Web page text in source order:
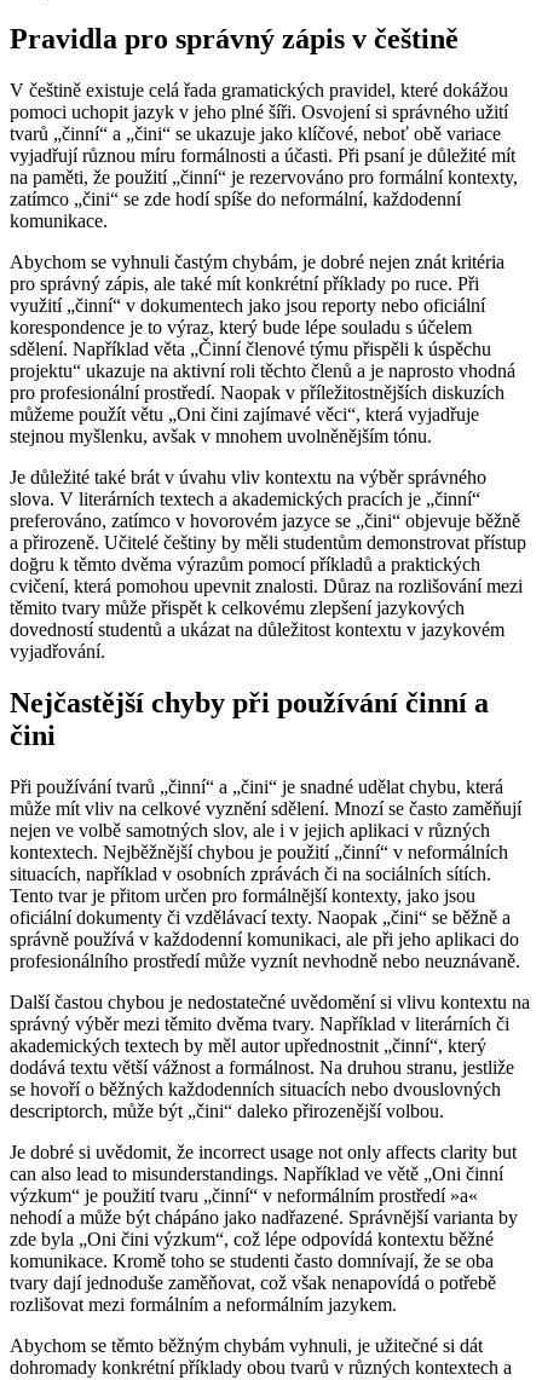
Pravidla pro správný zápis v češtině
V češtině existuje celá řada gramatických pravidel, které dokážou
pomoci uchopit jazyk v jeho plné šíři. Osvojení si správného užití
tvarů „činní“ a „čini“ se ukazuje jako klíčové, neboť obě variace
vyjadřují různou míru formálnosti a účasti. Při psaní je důležité mít
na paměti, že použití „činní“ je rezervováno pro formální kontexty,
zatímco „čini“ se zde hodí spíše do neformální, každodenní
komunikace.
Abychom se vyhnuli častým chybám, je dobré nejen znát kritéria
pro správný zápis, ale také mít konkrétní příklady po ruce. Při
využití „činní“ v dokumentech jako jsou reporty nebo oficiální
korespondence je to výraz, který bude lépe souladu s účelem
sdělení. Například věta „Činní členové týmu přispěli k úspěchu
projektu“ ukazuje na aktivní roli těchto členů a je naprosto vhodná
pro profesionální prostředí. Naopak v příležitostnějších diskuzích
můžeme použít větu „Oni čini zajímavé věci“, která vyjadřuje
stejnou myšlenku, avšak v mnohem uvolněnějším tónu.
Je důležité také brát v úvahu vliv kontextu na výběr správného
slova. V literárních textech a akademických pracích je „činní“
preferováno, zatímco v hovorovém jazyce se „čini“ objevuje běžně
a přirozeně. Učitelé češtiny by měli studentům demonstrovat přístup
doğru k těmto dvěma výrazům pomocí příkladů a praktických
cvičení, která pomohou upevnit znalosti. Důraz na rozlišování mezi
těmito tvary může přispět k celkovému zlepšení jazykových
dovedností studentů a ukázat na důležitost kontextu v jazykovém
vyjadřování.
Nejčastější chyby při používání činní a
čini
Při používání tvarů „činní“ a „čini“ je snadné udělat chybu, která
může mít vliv na celkové vyznění sdělení. Mnozí se často zaměňují
nejen ve volbě samotných slov, ale i v jejich aplikaci v různých
kontextech. Nejběžnější chybou je použití „činní“ v neformálních
situacích, například v osobních zprávách či na sociálních sítích.
Tento tvar je přitom určen pro formálnější kontexty, jako jsou
oficiální dokumenty či vzdělávací texty. Naopak „čini“ se běžně a
správně používá v každodenní komunikaci, ale při jeho aplikaci do
profesionálního prostředí může vyznít nevhodně nebo neuznávaně.
Další častou chybou je nedostatečné uvědomění si vlivu kontextu na
správný výběr mezi těmito dvěma tvary. Například v literárních či
akademických textech by měl autor upřednostnit „činní“, který
dodává textu větší vážnost a formálnost. Na druhou stranu, jestliže
se hovoří o běžných každodenních situacích nebo dvouslovných
descriptorch, může být „čini“ daleko přirozenější volbou.
Je dobré si uvědomit, že incorrect usage not only affects clarity but
can also lead to misunderstandings. Například ve větě „Oni činní
výzkum“ je použití tvaru „činní“ v neformálním prostředí »a«
nehodí a může být chápáno jako nadřazené. Správnější varianta by
zde byla „Oni čini výzkum“, což lépe odpovídá kontextu běžné
komunikace. Kromě toho se studenti často domnívají, že se oba
tvary dají jednoduše zaměňovat, což však nenapovídá o potřebě
rozlišovat mezi formálním a neformálním jazykem.
Abychom se těmto běžným chybám vyhnuli, je užitečné si dát
dohromady konkrétní příklady obou tvarů v různých kontextech a